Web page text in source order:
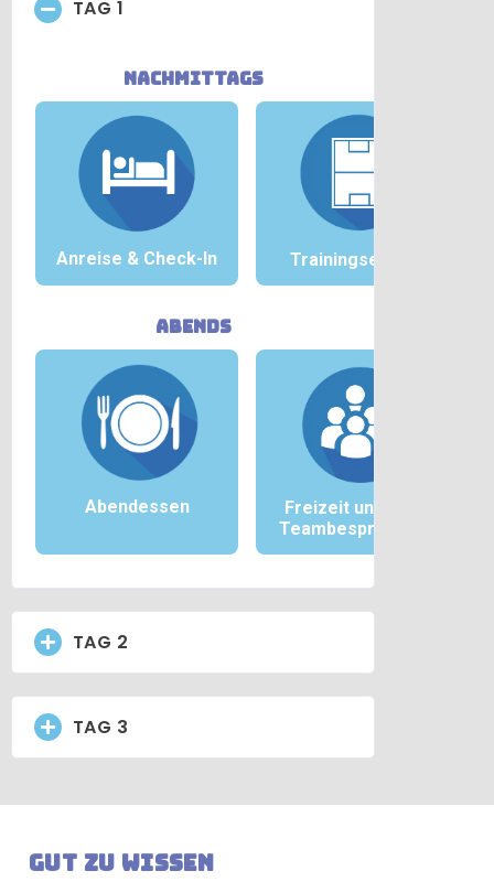
TAG 1
nachmittags
Anreise & Check-In Trainingseinheit
abends
Abendessen
Freizeit und/oder
Teambesprechung
TAG 2
TAG 3
Gut zu wissen